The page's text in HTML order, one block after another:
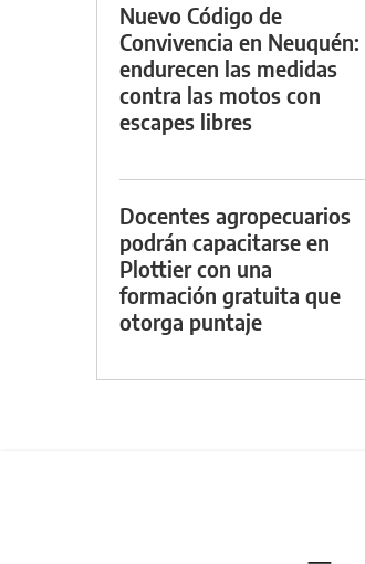
Nuevo Código de
Convivencia en Neuquén:
endurecen las medidas
contra las motos con
escapes libres
Docentes agropecuarios
podrán capacitarse en
Plottier con una
formación gratuita que
otorga puntaje